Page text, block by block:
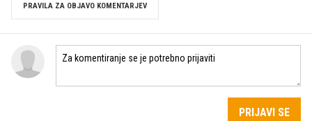
PRAVILA ZA OBJAVO KOMENTARJEV
PRIJAVI SE